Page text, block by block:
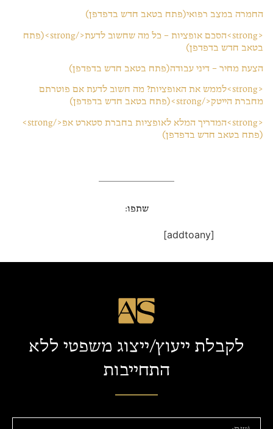
החמרה במצב רפואי(פתח בטאב חדש בדפדפן)
<strong>הסכם אופציות – כל מה שחשוב לדעת</strong>(פתח
בטאב חדש בדפדפן)
הצעת מחיר – דיני עבודה(פתח בטאב חדש בדפדפן)
<strong>לממש את האופציות? מה חשוב לדעת אם פוטרתם
מחברת הייטק</strong>(פתח בטאב חדש בדפדפן)
<strong>המדריך המלא לאופציות בחברת סטארט אפ</strong>
(פתח בטאב חדש בדפדפן)
שתפו:
[addtoany]
לקבלת ייעוץ/ייצוג משפטי ללא
התחייבות